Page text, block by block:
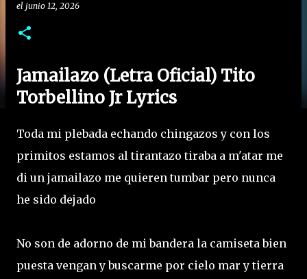
el junio 12, 2026
Jamailazo (Letra Oficial) Tito
Torbellino Jr Lyrics
Toda mi plebada echando chingazos y con los
primitos estamos al tirantazo tiraba a m'atar me
di un jamailazo me quieren tumbar pero nunca
he sido dejado
No son de adorno de mi bandera la camiseta bien
puesta vengan y buscarme por cielo mar y tierra